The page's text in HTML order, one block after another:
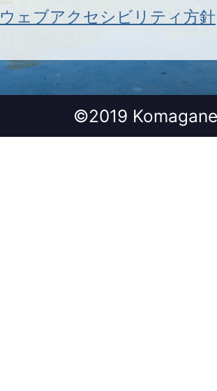
ウェブアクセシビリティ方針
©2019